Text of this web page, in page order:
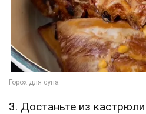
3. Достаньте из